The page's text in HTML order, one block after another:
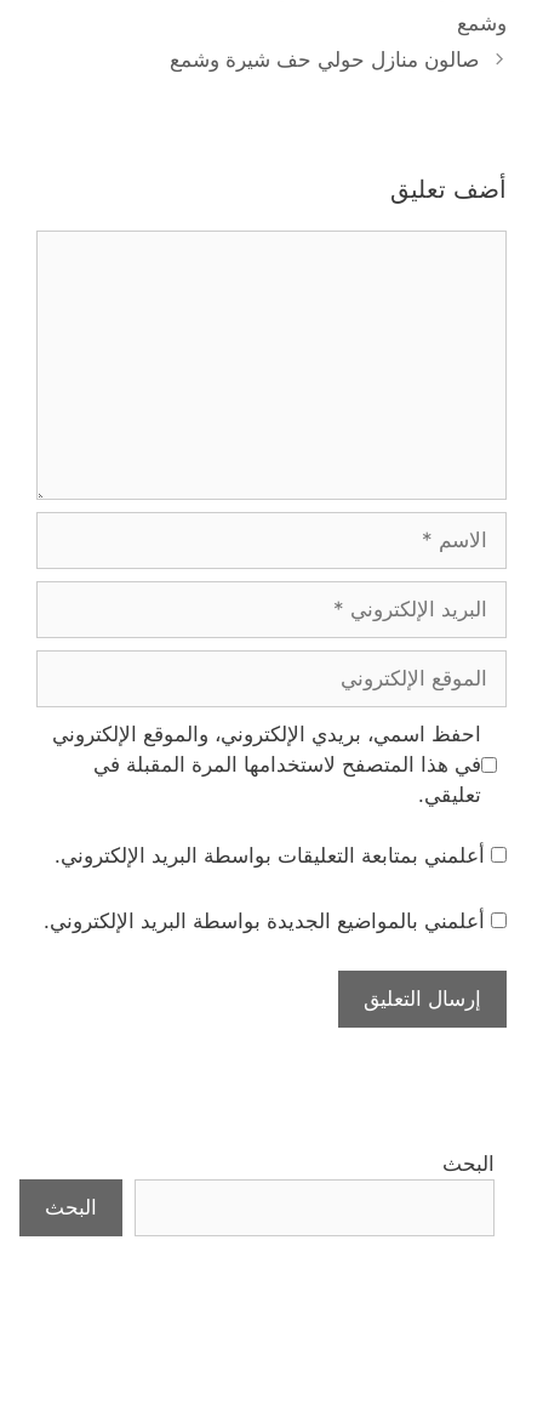
وشمع
صالون منازل حولي حف شيرة وشمع
أضف تعليق
الإلكتروني
الإلكتروني
احفظ اسمي، بريدي الإلكتروني، والموقع الإلكتروني
في هذا المتصفح لاستخدامها المرة المقبلة في
تعليقي.
أعلمني بمتابعة التعليقات بواسطة البريد الإلكتروني.
أعلمني بالمواضيع الجديدة بواسطة البريد الإلكتروني.
البحث
البحث